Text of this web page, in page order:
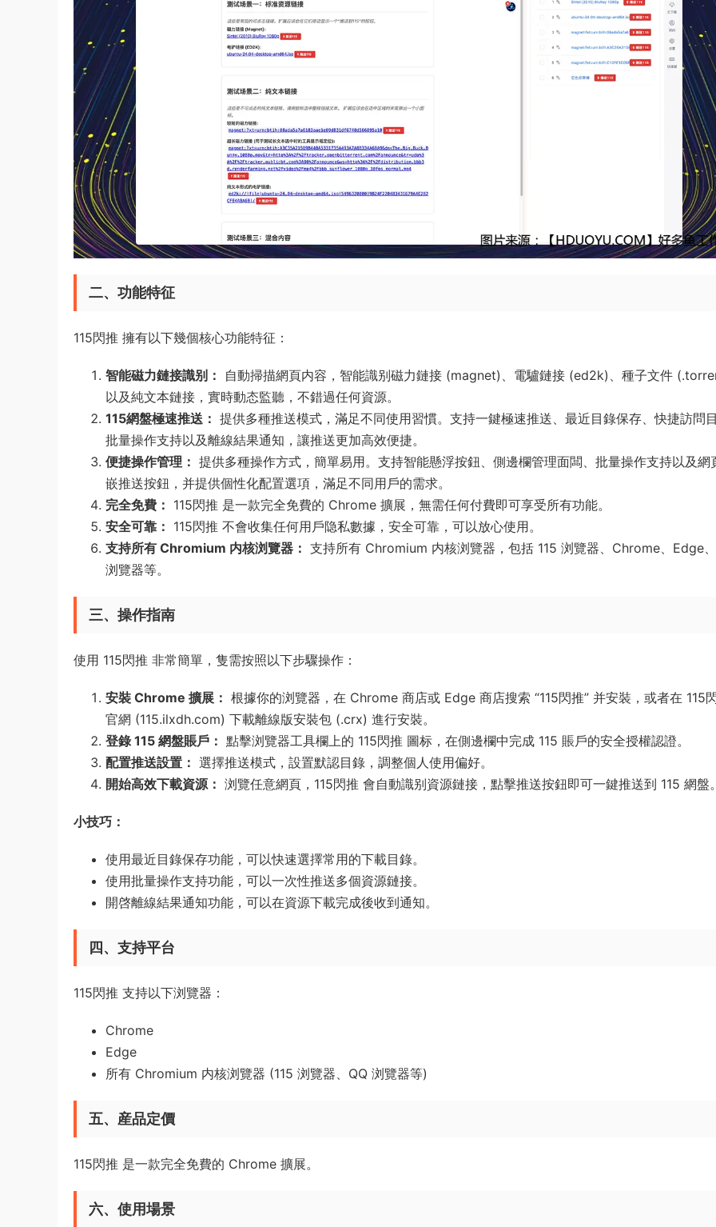
二、功能特征
115閃推 擁有以下幾個核心功能特征：
智能磁力鏈接識别：
自動掃描網頁内容，智能識别磁力鏈接 (magnet)、電驢鏈接 (ed2k)、種子文件
以及純文本鏈接，實時動态監聽，不錯過任何資源。
115網盤極速推送： 提供多種推送模式，滿足不同使用習慣。支持一鍵極速推送、最近目錄保存、快捷訪問
批量操作支持以及離線結果通知，讓推送更加高效便捷。
便捷操作管理： 提供多種操作方式，簡單易用。支持智能懸浮按鈕、側邊欄管理面闆、批量操作支持以及網
嵌推送按鈕，并提供個性化配置選項，滿足不同用戶的需求。
完全免費： 115閃推 是一款完全免費的 Chrome 擴展，無需任何付費即可享受所有功能。
安全可靠： 115閃推 不會收集任何用戶隐私數據，安全可靠，可以放心使用。
支持所有 Chromium 内核浏覽器： 支持所有 Chromium 内核浏覽器，包括 115 浏覽器、Chrome、Edge
浏覽器等。
三、操作指南
使用 115閃推 非常簡單，隻需按照以下步驟操作：
安裝 Chrome 擴展： 根據你的浏覽器，在 Chrome 商店或 Edge 商店搜索 “115閃推” 并安裝，或者在 115
官網 (115.ilxdh.com) 下載離線版安裝包 (.crx) 進行安裝。
登錄 115 網盤賬戶： 點擊浏覽器工具欄上的 115閃推 圖标，在側邊欄中完成 115 賬戶的安全授權認證。
配置推送設置： 選擇推送模式，設置默認目錄，調整個人使用偏好。
開始高效下載資源： 浏覽任意網頁，115閃推 會自動識别資源鏈接，點擊推送按鈕即可一鍵推送到 115 網盤
小技巧：
使用最近目錄保存功能，可以快速選擇常用的下載目錄。
使用批量操作支持功能，可以一次性推送多個資源鏈接。
開啓離線結果通知功能，可以在資源下載完成後收到通知。
四、支持平台
115閃推 支持以下浏覽器：
Chrome
Edge
所有 Chromium 内核浏覽器 (115 浏覽器、QQ 浏覽器等)
五、産品定價
115閃推 是一款完全免費的 Chrome 擴展。
六、使用場景